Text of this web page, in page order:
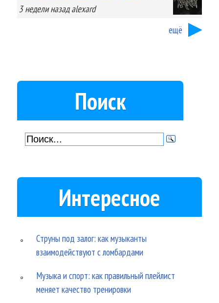
3 неделиназад alexard
ещё
Поиск
Интересное
Струны под залог: как музыканты
взаимодействуют с ломбардами
Музыка и спорт: как правильный плейлист
меняет качество тренировки